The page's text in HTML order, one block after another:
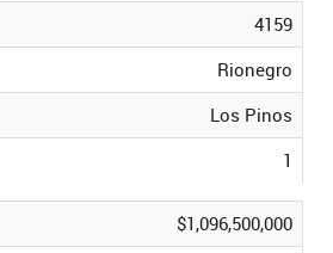
4159
Rionegro
Los Pinos
1
$1,096,500,000